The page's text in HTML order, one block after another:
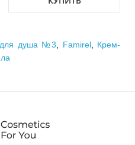
для душа №3 Famirel, Крем-